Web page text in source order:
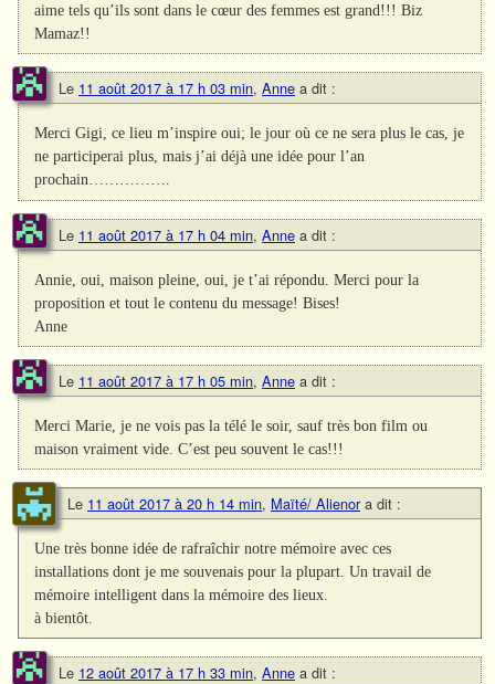
aime tels qu’ils sont dans le cœur des femmes est grand!!! Biz
Mamaz!!
Le 11 août 2017 à 17 h 03 min, Anne a dit :
Merci Gigi, ce lieu m’inspire oui; le jour où ce ne sera plus le cas, je
ne participerai plus, mais j’ai déjà une idée pour l’an
prochain…………….
Le 11 août 2017 à 17 h 04 min, Anne a dit :
Annie, oui, maison pleine, oui, je t’ai répondu. Merci pour la
proposition et tout le contenu du message! Bises!
Anne
Le 11 août 2017 à 17 h 05 min, Anne a dit :
Merci Marie, je ne vois pas la télé le soir, sauf très bon film ou
maison vraiment vide. C’est peu souvent le cas!!!
Le 11 août 2017 à 20 h 14 min, Maïté/ Alienor a dit :
Une très bonne idée de rafraîchir notre mémoire avec ces
installations dont je me souvenais pour la plupart. Un travail de
mémoire intelligent dans la mémoire des lieux.
à bientôt.
Le 12 août 2017 à 17 h 33 min, Anne a dit :